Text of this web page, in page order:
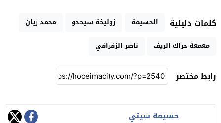
كلمات دليلية الحسيمة زوليخة سيحدو
محمد زيان
معمعة حراك الريف
ناصر الزفزافي
رابط مختصر
حسيمة سيتي